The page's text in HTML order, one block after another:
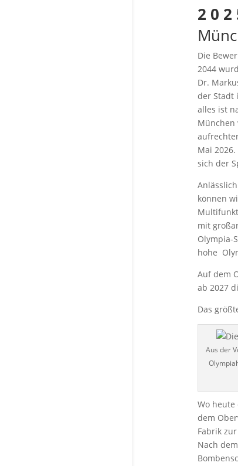
2 0 2
Die
2044
Dr.
der Stadt
alles ist
München
Mai
sich der
können
mit
Olympia-
hohe
Auf dem
ab 2027
Das
Aus der
Wo
dem
Fabrik
Nach